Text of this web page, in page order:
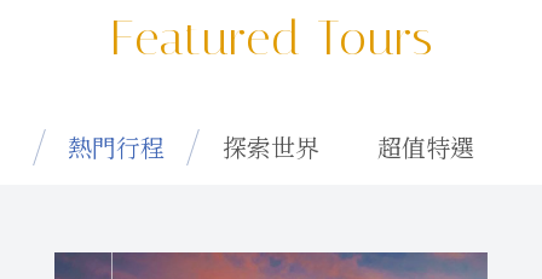
Featured Tours
熱門行程 探索世界 超值特選